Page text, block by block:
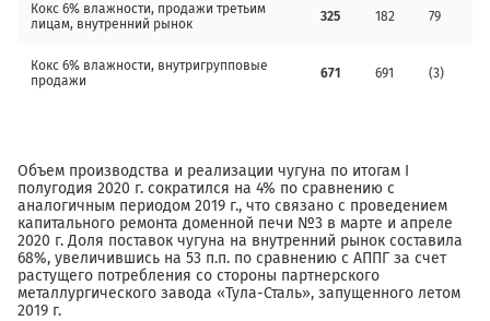
Кокс 6% влажности, продажи третьим
лицам, внутренний рынок
325 182 79
Кокс 6% влажности, внутригрупповые
продажи
671 691 (3)
Объем производства и реализации чугуна по итогам I
полугодия 2020 г. сократился на 4% по сравнению с
аналогичным периодом 2019 г., что связано с проведением
капитального ремонта доменной печи №3 в марте и апреле
2020 г. Доля поставок чугуна на внутренний рынок составила
68%, увеличившись на 53 п.п. по сравнению с АППГ за счет
растущего потребления со стороны партнерского
металлургического завода «Тула-Сталь», запущенного летом
2019 г.